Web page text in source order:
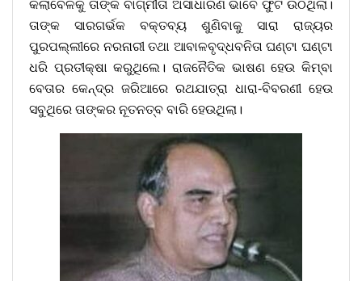
କଲାବେଳକୁ ତାଙ୍କ ବାଗ୍ମୀତା ଅସାଧାରଣ ଭାବେ ଫୁଟି ଉଠିଥିଲା।
ତାଙ୍କ ସାରଗର୍ଭକ ବକ୍ତବ୍ୟ ଶୁଣିବାକୁ ସାରା ରାଜ୍ୟର
ପୁରପଲ୍ଲୀରେ ନରନାରୀ ତଥା ଆବାଳବୃଦ୍ଧବନିତା ଘଣ୍ଟା ଘଣ୍ଟା
ଧରି ପ୍ରତୀକ୍ଷା କରୁଥିଲେ। ରାଜନୈତିକ ଭାଷଣ ହେଉ କିମ୍ବା
ବେତାର କେନ୍ଦ୍ର ଜରିଆରେ ରଥଯାତ୍ରା ଧାରା-ବିବରଣୀ ହେଉ
ସବୁଥିରେ ତାଙ୍କର ନୂତନତ୍ବ ବାରି ହେଉଥିଲା।